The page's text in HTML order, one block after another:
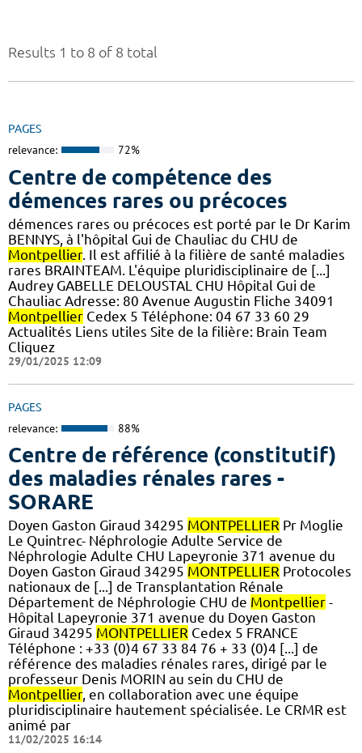
Results 1 to 8 of 8 total
PAGES
relevance: 72%
Centre de compétence des
démences rares ou précoces
démences rares ou précoces est porté par le Dr Karim
BENNYS, à l'hôpital Gui de Chauliac du CHU de
Montpellier. Il est affilié à la filière de santé maladies
rares BRAINTEAM. L'équipe pluridisciplinaire de [...]
Audrey GABELLE DELOUSTAL CHU Hôpital Gui de
Chauliac Adresse: 80 Avenue Augustin Fliche 34091
Montpellier Cedex 5 Téléphone: 04 67 33 60 29
Actualités Liens utiles Site de la filière: Brain Team
Cliquez
29/01/2025 12:09
PAGES
relevance: 88%
Centre de référence (constitutif)
des maladies rénales rares -
SORARE
Doyen Gaston Giraud 34295 MONTPELLIER Pr Moglie
Le Quintrec- Néphrologie Adulte Service de
Néphrologie Adulte CHU Lapeyronie 371 avenue du
Doyen Gaston Giraud 34295 MONTPELLIER Protocoles
nationaux de [...] de Transplantation Rénale
Département de Néphrologie CHU de Montpellier -
Hôpital Lapeyronie 371 avenue du Doyen Gaston
Giraud 34295 MONTPELLIER Cedex 5 FRANCE
Téléphone : +33 (0)4 67 33 84 76 + 33 (0)4 [...] de
référence des maladies rénales rares, dirigé par le
professeur Denis MORIN au sein du CHU de
Montpellier, en collaboration avec une équipe
pluridisciplinaire hautement spécialisée. Le CRMR est
animé par
11/02/2025 16:14